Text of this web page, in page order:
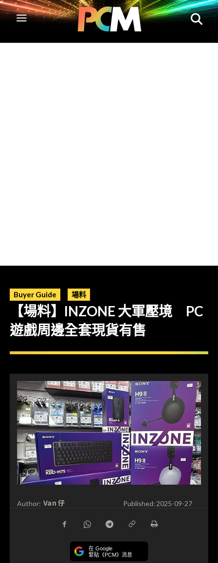
Buyer Guide 場料
【場料】INZONE 大軍壓境 PC
遊戲周邊全套現貨有售
Author: Van 仔 Published: 2025-09-27
在 Google
緊貼《PCM》消息